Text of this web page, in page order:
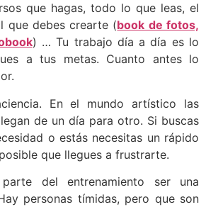
que hagas, todo lo que leas, el
que debes crearte (book de fotos,
) … Tu trabajo día a día es lo
a tus metas. Cuanto antes lo
En el mundo artístico las
de un día para otro. Si buscas
o estás necesitas un rápido
que llegues a frustrarte.
del entrenamiento ser una
personas tímidas, pero que son